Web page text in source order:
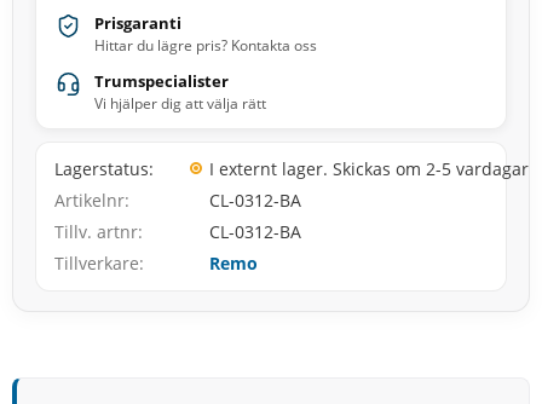
Prisgaranti
Hittar du lägre pris? Kontakta oss
Trumspecialister
Vi hjälper dig att välja rätt
Lagerstatus
I externt lager. Skickas om 2-5 vardagar
Artikelnr
CL-0312-BA
Tillv. artnr
CL-0312-BA
Tillverkare
Remo